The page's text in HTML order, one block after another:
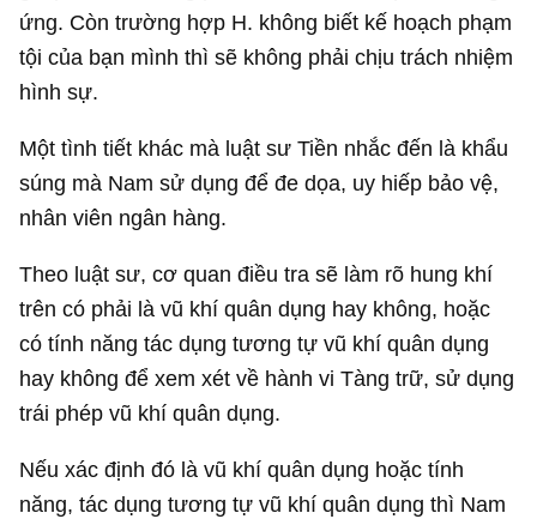
ứng. Còn trường hợp H. không biết kế hoạch phạm
tội của bạn mình thì sẽ không phải chịu trách nhiệm
hình sự.
Một tình tiết khác mà luật sư Tiền nhắc đến là khẩu
súng mà Nam sử dụng để đe dọa, uy hiếp bảo vệ,
nhân viên ngân hàng.
Theo luật sư, cơ quan điều tra sẽ làm rõ hung khí
trên có phải là vũ khí quân dụng hay không, hoặc
có tính năng tác dụng tương tự vũ khí quân dụng
hay không để xem xét về hành vi Tàng trữ, sử dụng
trái phép vũ khí quân dụng.
Nếu xác định đó là vũ khí quân dụng hoặc tính
năng, tác dụng tương tự vũ khí quân dụng thì Nam